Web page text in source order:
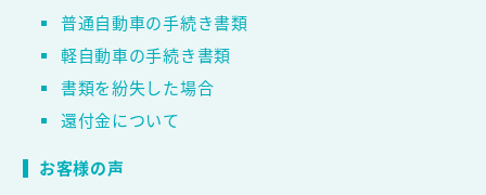
普通自動車の手続き書類
軽自動車の手続き書類
書類を紛失した場合
還付金について
お客様の声